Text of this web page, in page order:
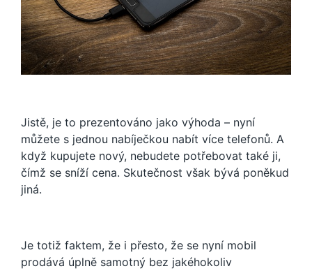
Jistě, je to prezentováno jako výhoda – nyní
můžete s jednou nabíječkou nabít více telefonů. A
když kupujete nový, nebudete potřebovat také ji,
čímž se sníží cena. Skutečnost však bývá poněkud
jiná.
Je totiž faktem, že i přesto, že se nyní mobil
prodává úplně samotný bez jakéhokoliv